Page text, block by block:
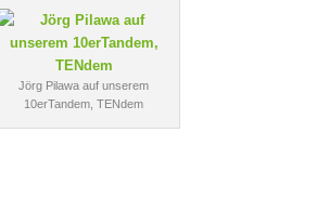
Jörg Pilawa auf unserem
10erTandem, TENdem